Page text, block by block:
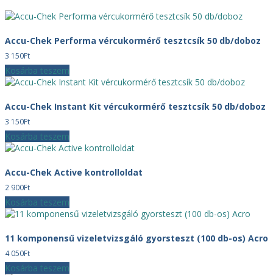
Accu-Chek Performa vércukormérő tesztcsík 50 db/doboz
3 150Ft
Kosárba teszem
Accu-Chek Instant Kit vércukormérő tesztcsík 50 db/doboz
3 150Ft
Kosárba teszem
Accu-Chek Active kontrolloldat
2 900Ft
Kosárba teszem
11 komponensű vizeletvizsgáló gyorsteszt (100 db-os) Acro
4 050Ft
Kosárba teszem